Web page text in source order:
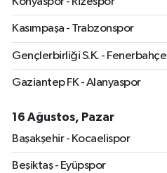
Kasımpaşa - Trabzonspor
Gençlerbirliği S.K. - Fenerbahçe
Gaziantep FK - Alanyaspor
16 Ağustos, Pazar
Başakşehir - Kocaelispor
Beşiktaş - Eyüpspor